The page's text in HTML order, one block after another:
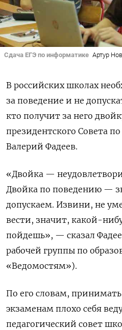
Сдача ЕГЭ по информатике Артур
В российских школах
за поведение и не
кто получит за него
президентского Совета
Валерий Фадеев.
«Двойка —
Двойка по поведению —
допускаем. Извини, не
вести, значит, какой-
пойдешь», — сказал
рабочей группы по
«Ведомостям»).
По его словам,
экзаменам плохо себя
педагогический совет